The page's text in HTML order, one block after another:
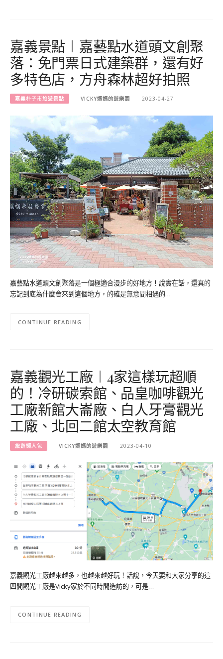
嘉義景點︱嘉藝點水道頭文創聚
落：免門票日式建築群，還有好
多特色店，方舟森林超好拍照
嘉義朴子市旅遊景點 VICKY媽媽的遊樂園 2023-04-27
嘉藝點水道頭文創聚落是一個極適合漫步的好地方！說實在話，還真的
忘記到底為什麼會來到這個地方，的確是無意間相遇的…
CONTINUE READING
嘉義觀光工廠︱4家這樣玩超順
的！冷研碳索館、品皇咖啡觀光
工廠新館大崙廠、白人牙膏觀光
工廠、北回二館太空教育館
旅遊懶人包 VICKY媽媽的遊樂園 2023-04-10
嘉義觀光工廠越來越多，也越來越好玩！話說，今天要和大家分享的這
四間觀光工廠是Vicky家於不同時間造訪的，可是…
CONTINUE READING